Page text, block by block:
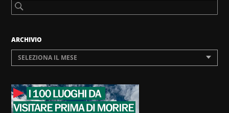
ARCHIVIO
SELEZIONA IL MESE